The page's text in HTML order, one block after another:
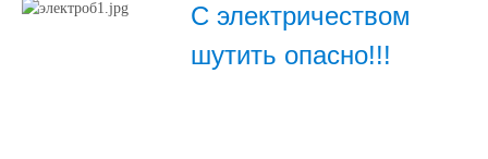
С электричеством
шутить опасно!!!